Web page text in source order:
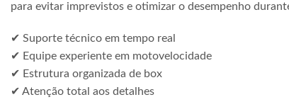
para evitar imprevistos e otimizar o desempenho
✔ Suporte técnico em tempo real
✔ Equipe experiente em motovelocidade
✔ Estrutura organizada de box
✔ Atenção total aos detalhes